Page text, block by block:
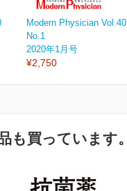
Modern Physician Vol.40
No.1
2020年1月号
¥2,750
も買っています。